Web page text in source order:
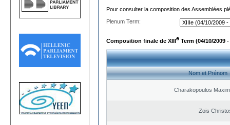
Pour consulter la composition des Assemblées
Plenum Term:
Composition finale de XIIIe Term (04/10/2009 -
Nom et Prénom
Charakopoulos
Zois